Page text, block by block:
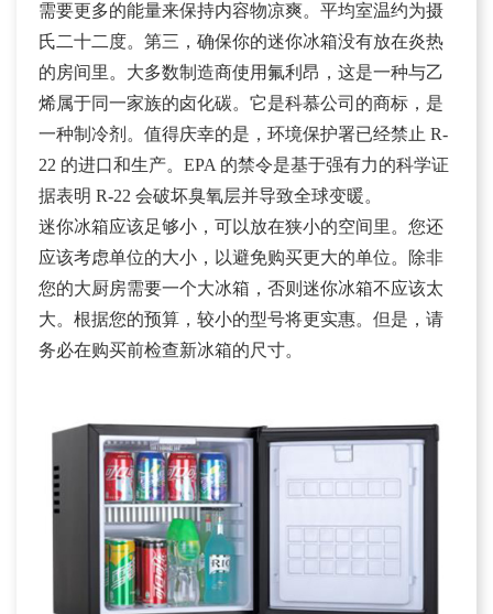
需要更多的能量来保持内容物凉爽。平均室温约为摄
氏二十二度。第三，确保你的迷你冰箱没有放在炎热
的房间里。大多数制造商使用氟利昂，这是一种与乙
烯属于同一家族的卤化碳。它是科慕公司的商标，是
一种制冷剂。值得庆幸的是，环境保护署已经禁止 R-
22 的进口和生产。EPA 的禁令是基于强有力的科学证
据表明 R-22 会破坏臭氧层并导致全球变暖。
迷你冰箱应该足够小，可以放在狭小的空间里。您还
应该考虑单位的大小，以避免购买更大的单位。除非
您的大厨房需要一个大冰箱，否则迷你冰箱不应该太
大。根据您的预算，较小的型号将更实惠。但是，请
务必在购买前检查新冰箱的尺寸。